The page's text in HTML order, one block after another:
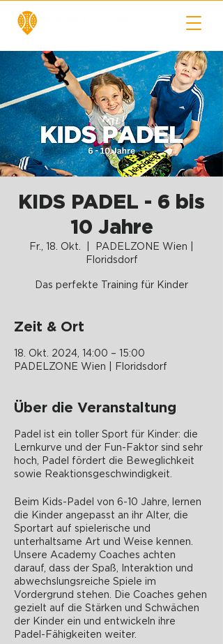
KIDS PADEL - 6 bis
10 Jahre
Fr., 18. Okt.
PADELZONE Wien |
Floridsdorf
Das perfekte Training für Kinder
Zeit & Ort
18. Okt. 2024, 14:00 – 15:00
PADELZONE Wien | Floridsdorf
Über die Veranstaltung
Padel ist ein toller Sport für Kinder: die
Lernkurve und der Fun-Faktor sind sehr
hoch, Padel fördert die Beweglichkeit
sowie Reaktionsgeschwindigkeit.
Beim Kids-Padel von 6-10 Jahre, lernen
die Kinder angepasst an ihr Alter, die
Sportart auf spielerische und
unterhaltsame Art und Weise kennen.
Unsere Academy Coaches achten
darauf, dass der Spaß, Interaktion und
abwechslungsreiche Spiele im
Vordergrund stehen. Die Coaches gehen
gezielt auf die Stärken und Schwächen
der Kinder ein und entwickeln ihre
Padel-Fähigkeiten weiter.